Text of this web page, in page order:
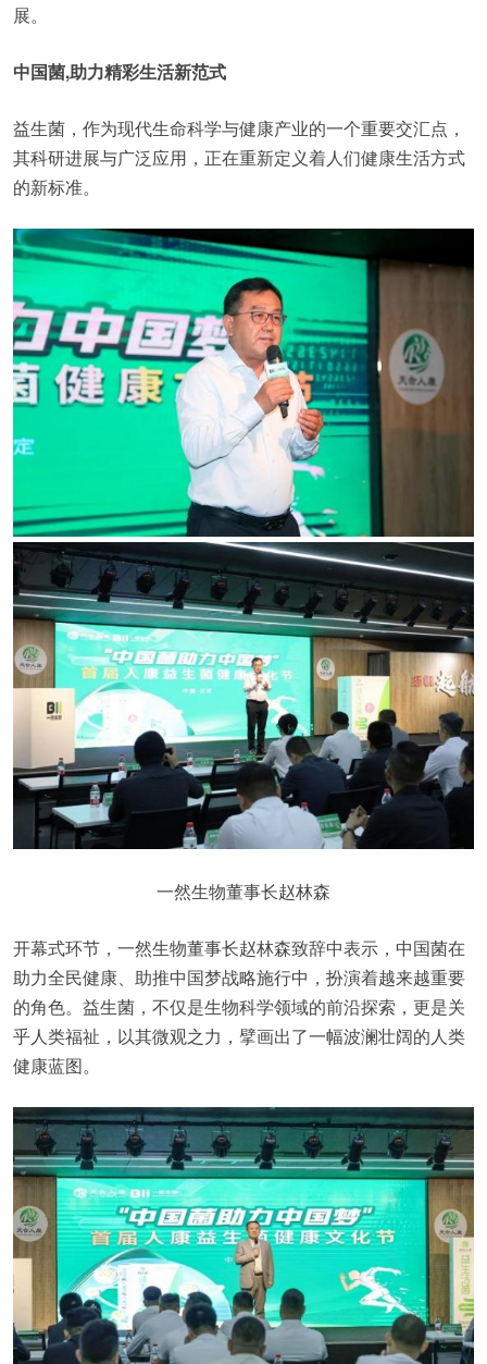
展。
中国菌,助力精彩生活新范式
益生菌，作为现代生命科学与健康产业的一个重要交汇点，
其科研进展与广泛应用，正在重新定义着人们健康生活方式
的新标准。
一然生物董事长赵林森
开幕式环节，一然生物董事长赵林森致辞中表示，中国菌在
助力全民健康、助推中国梦战略施行中，扮演着越来越重要
的角色。益生菌，不仅是生物科学领域的前沿探索，更是关
乎人类福祉，以其微观之力，擘画出了一幅波澜壮阔的人类
健康蓝图。